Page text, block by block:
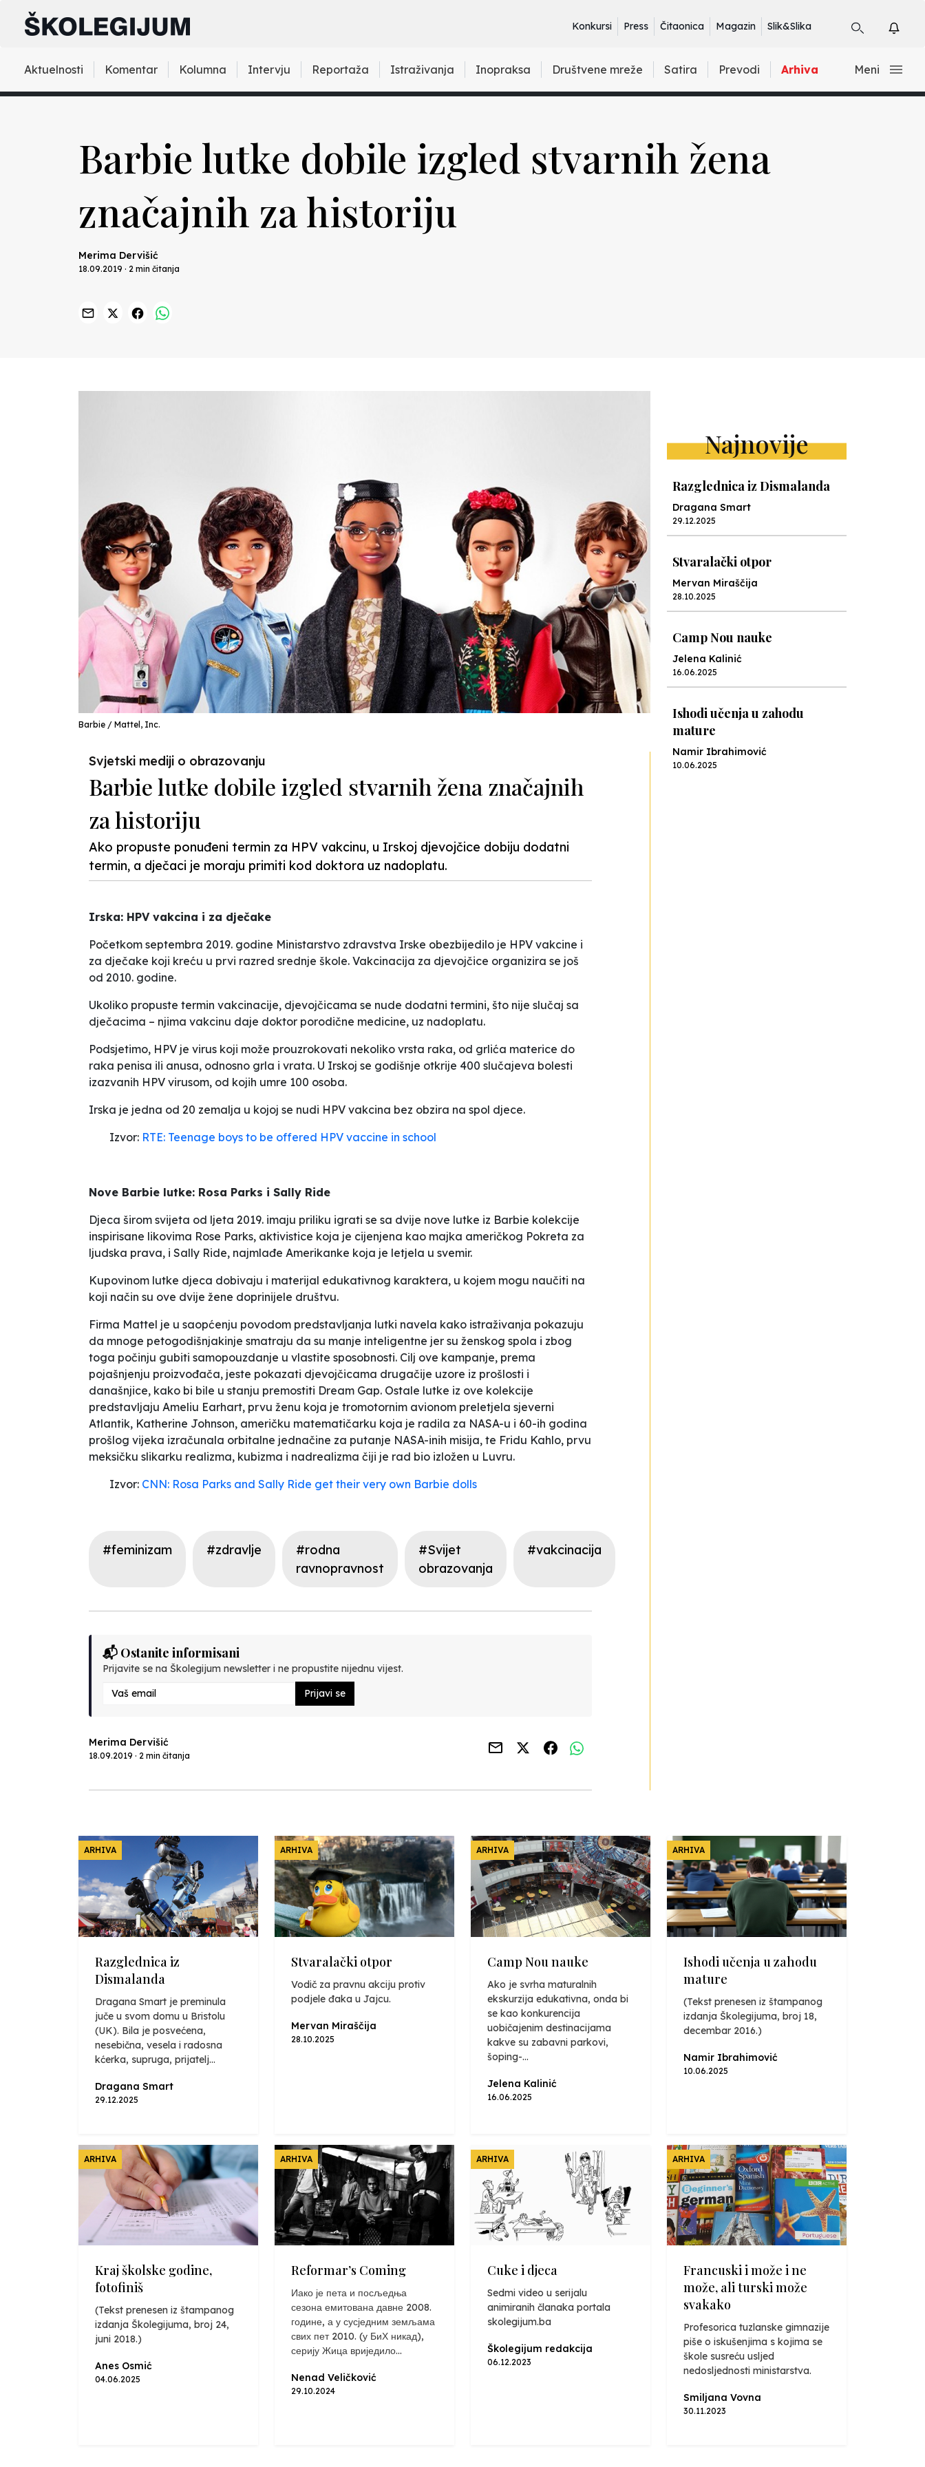
Konkursi Press Čitaonica Magazin Slik&Slika
Aktuelnosti Komentar Kolumna Intervju Reportaža Istraživanja Inopraksa Društvene mreže Satira Prevodi Arhiva Meni
Barbie lutke dobile izgled stvarnih žena
značajnih za historiju
Merima Dervišić
18.09.2019 · 2 min čitanja
Barbie / Mattel, Inc.
Svjetski mediji o obrazovanju
Barbie lutke dobile izgled stvarnih žena značajnih
za historiju
Ako propuste ponuđeni termin za HPV vakcinu, u Irskoj djevojčice dobiju dodatni
termin, a dječaci je moraju primiti kod doktora uz nadoplatu.
Irska: HPV vakcina i za dječake
Početkom septembra 2019. godine Ministarstvo zdravstva Irske obezbijedilo je HPV vakcine i
za dječake koji kreću u prvi razred srednje škole. Vakcinacija za djevojčice organizira se još
od 2010. godine.
Ukoliko propuste termin vakcinacije, djevojčicama se nude dodatni termini, što nije slučaj sa
dječacima – njima vakcinu daje doktor porodične medicine, uz nadoplatu.
Podsjetimo, HPV je virus koji može prouzrokovati nekoliko vrsta raka, od grlića materice do
raka penisa ili anusa, odnosno grla i vrata. U Irskoj se godišnje otkrije 400 slučajeva bolesti
izazvanih HPV virusom, od kojih umre 100 osoba.
Irska je jedna od 20 zemalja u kojoj se nudi HPV vakcina bez obzira na spol djece.
Izvor: RTE: Teenage boys to be offered HPV vaccine in school
Nove Barbie lutke: Rosa Parks i Sally Ride
Djeca širom svijeta od ljeta 2019. imaju priliku igrati se sa dvije nove lutke iz Barbie kolekcije
inspirisane likovima Rose Parks, aktivistice koja je cijenjena kao majka američkog Pokreta za
ljudska prava, i Sally Ride, najmlađe Amerikanke koja je letjela u svemir.
Kupovinom lutke djeca dobivaju i materijal edukativnog karaktera, u kojem mogu naučiti na
koji način su ove dvije žene doprinijele društvu.
Firma Mattel je u saopćenju povodom predstavljanja lutki navela kako istraživanja pokazuju
da mnoge petogodišnjakinje smatraju da su manje inteligentne jer su ženskog spola i zbog
toga počinju gubiti samopouzdanje u vlastite sposobnosti. Cilj ove kampanje, prema
pojašnjenju proizvođača, jeste pokazati djevojčicama drugačije uzore iz prošlosti i
današnjice, kako bi bile u stanju premostiti Dream Gap. Ostale lutke iz ove kolekcije
predstavljaju Ameliu Earhart, prvu ženu koja je tromotornim avionom preletjela sjeverni
Atlantik, Katherine Johnson, američku matematičarku koja je radila za NASA-u i 60-ih godina
prošlog vijeka izračunala orbitalne jednačine za putanje NASA-inih misija, te Fridu Kahlo, prvu
meksičku slikarku realizma, kubizma i nadrealizma čiji je rad bio izložen u Luvru.
Izvor: CNN: Rosa Parks and Sally Ride get their very own Barbie dolls
#feminizam #zdravlje
#rodna
ravnopravnost
#Svijet
obrazovanja
#vakcinacija
📬 Ostanite informisani
Prijavite se na Školegijum newsletter i ne propustite nijednu vijest.
Prijavi se
Merima Dervišić
18.09.2019 · 2 min čitanja
Najnovije
Razglednica iz Dismalanda
Dragana Smart
29.12.2025
Stvaralački otpor
Mervan Miraščija
28.10.2025
Camp Nou nauke
Jelena Kalinić
16.06.2025
Ishodi učenja u zahodu
mature
Namir Ibrahimović
10.06.2025
ARHIVA
Razglednica iz
Dismalanda
Dragana Smart je preminula
juče u svom domu u Bristolu
(UK). Bila je posvećena,
nesebična, vesela i radosna
kćerka, supruga, prijatelj...
Dragana Smart
29.12.2025
ARHIVA
Stvaralački otpor
Vodič za pravnu akciju protiv
podjele đaka u Jajcu.
Mervan Miraščija
28.10.2025
ARHIVA
Camp Nou nauke
Ako je svrha maturalnih
ekskurzija edukativna, onda bi
se kao konkurencija
uobičajenim destinacijama
kakve su zabavni parkovi,
šoping-...
Jelena Kalinić
16.06.2025
ARHIVA
Ishodi učenja u zahodu
mature
(Tekst prenesen iz štampanog
izdanja Školegijuma, broj 18,
decembar 2016.)
Namir Ibrahimović
10.06.2025
ARHIVA
Kraj školske godine,
fotofiniš
(Tekst prenesen iz štampanog
izdanja Školegijuma, broj 24,
juni 2018.)
Anes Osmić
04.06.2025
ARHIVA
Reformar’s Coming
Иако је пета и посљедња
сезона емитована давне 2008.
године, а у сусједним земљама
свих пет 2010. (у БиХ никад),
серију Жица вриједило...
Nenad Veličković
29.10.2024
ARHIVA
Cuke i djeca
Sedmi video u serijalu
animiranih članaka portala
skolegijum.ba
Školegijum redakcija
06.12.2023
ARHIVA
Francuski i može i ne
može, ali turski može
svakako
Profesorica tuzlanske gimnazije
piše o iskušenjima s kojima se
škole susreću usljed
nedosljednosti ministarstva.
Smiljana Vovna
30.11.2023